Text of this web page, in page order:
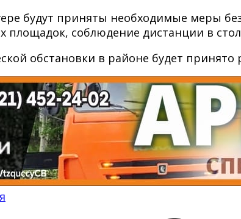
будут приняты необходимые меры
площадок, соблюдение дистанции в
обстановки в районе будет принято